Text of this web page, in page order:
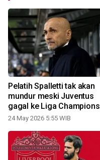
Pelatih Spalletti tak akan
mundur meski Juventus
gagal ke Liga Champions
musim depan
24 May 2026 5:55 WIB